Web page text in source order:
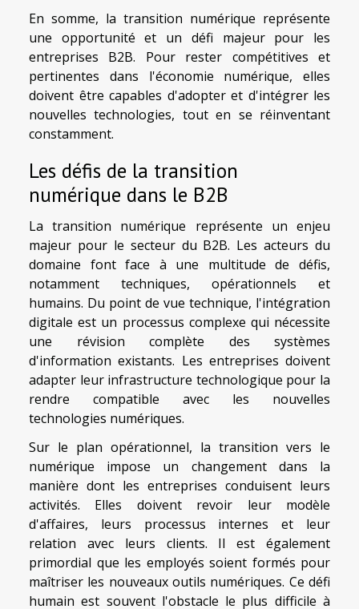
En somme, la transition numérique représente
une opportunité et un défi majeur pour les
entreprises B2B. Pour rester compétitives et
pertinentes dans l'économie numérique, elles
doivent être capables d'adopter et d'intégrer les
nouvelles technologies, tout en se réinventant
constamment.
Les défis de la transition
numérique dans le B2B
La transition numérique représente un enjeu
majeur pour le secteur du B2B. Les acteurs du
domaine font face à une multitude de défis,
notamment techniques, opérationnels et
humains. Du point de vue technique, l'intégration
digitale est un processus complexe qui nécessite
une révision complète des systèmes
d'information existants. Les entreprises doivent
adapter leur infrastructure technologique pour la
rendre compatible avec les nouvelles
technologies numériques.
Sur le plan opérationnel, la transition vers le
numérique impose un changement dans la
manière dont les entreprises conduisent leurs
activités. Elles doivent revoir leur modèle
d'affaires, leurs processus internes et leur
relation avec leurs clients. Il est également
primordial que les employés soient formés pour
maîtriser les nouveaux outils numériques. Ce défi
humain est souvent l'obstacle le plus difficile à